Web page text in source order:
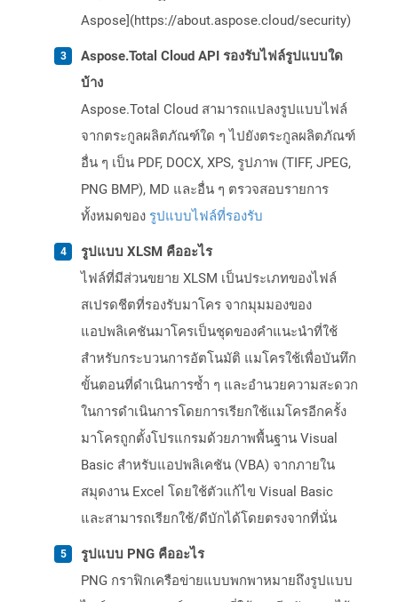
Aspose](https://about.aspose.cloud/security)
Aspose.Total Cloud API รองรับไฟล์รูปแบบใด
บ้าง
Aspose.Total Cloud สามารถแปลงรูปแบบไฟล์
จากตระกูลผลิตภัณฑ์ใด ๆ ไปยังตระกูลผลิตภัณฑ์
อื่น ๆ เป็น PDF, DOCX, XPS, รูปภาพ (TIFF, JPEG,
PNG BMP), MD และอื่น ๆ ตรวจสอบรายการ
ทั้งหมดของ รูปแบบไฟล์ที่รองรับ
รูปแบบ XLSM คืออะไร
ไฟล์ที่มีส่วนขยาย XLSM เป็นประเภทของไฟล์
สเปรดชีตที่รองรับมาโคร จากมุมมองของ
แอปพลิเคชันมาโครเป็นชุดของคำแนะนำที่ใช้
สำหรับกระบวนการอัตโนมัติ แมโครใช้เพื่อบันทึก
ขั้นตอนที่ดำเนินการซ้ำ ๆ และอำนวยความสะดวก
ในการดำเนินการโดยการเรียกใช้แมโครอีกครั้ง
มาโครถูกตั้งโปรแกรมด้วยภาพพื้นฐาน Visual
Basic สำหรับแอปพลิเคชัน (VBA) จากภายใน
สมุดงาน Excel โดยใช้ตัวแก้ไข Visual Basic
และสามารถเรียกใช้/ดีบักได้โดยตรงจากที่นั่น
รูปแบบ PNG คืออะไร
PNG กราฟิกเครือข่ายแบบพกพาหมายถึงรูปแบบ